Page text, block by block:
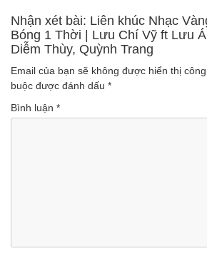
(Lượt nghe: 75)
Nhạc miền Tây đặc sắc
(Lượt nghe: 46)
Nhận xét bài: Liên khúc Nhạc
Bóng 1 Thời | Lưu Chí Vỹ ft Lưu
Diễm Thùy, Quỳnh Trang
Email của bạn sẽ không được hiển thị công
buộc được đánh dấu *
Bình luận *